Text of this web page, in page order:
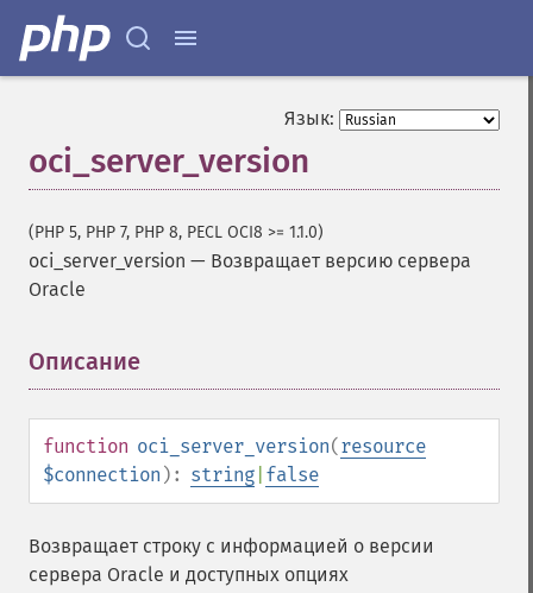
Язык:
oci_server_version
(PHP 5, PHP 7, PHP 8, PECL OCI8 >= 1.1.0)
oci_server_version — Возвращает версию сервера
Oracle
Описание
function oci_server_version(resource
$connection ): string false
Возвращает строку с информацией о версии
сервера Oracle и доступных опциях